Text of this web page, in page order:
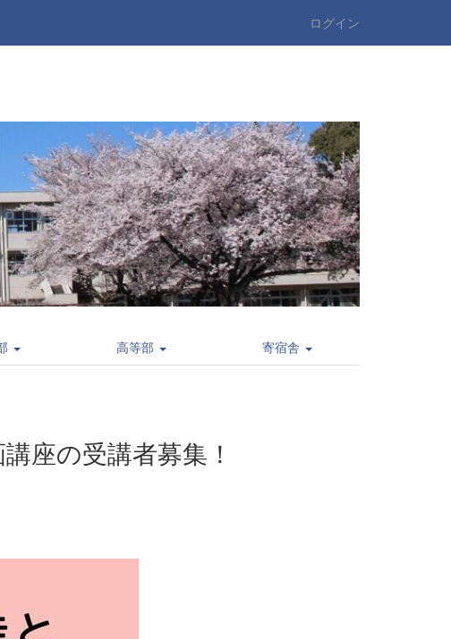
ログイン
高等部 寄宿舎
座の受講者募集！